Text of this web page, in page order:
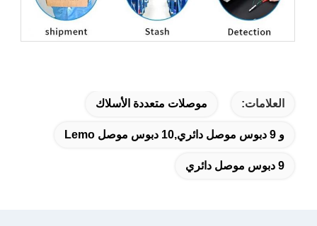
العلامات: موصلات متعددة الأسلاك
و 9 دبوس موصل دائري,10 دبوس موصل Lemo
9 دبوس موصل دائري